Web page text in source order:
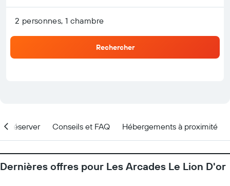
2 personnes, 1 chambre
Rechercher
réserver Conseils et FAQ Hébergements à proximité
Dernières offres pour Les Arcades Le Lion D'or